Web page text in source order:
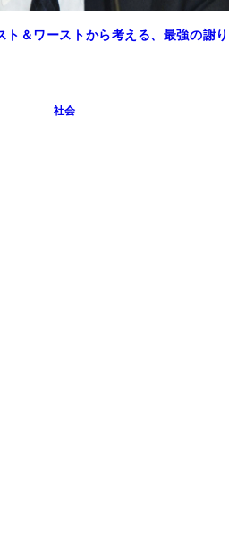
ト＆ワーストから考える、最強の謝り
社会